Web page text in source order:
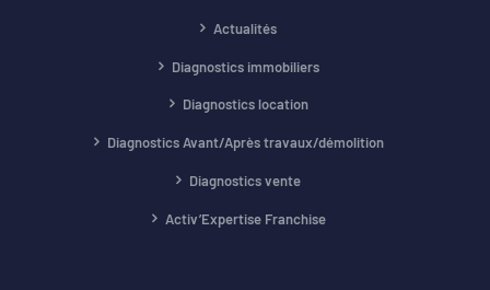
Actualités
Diagnostics immobiliers
Diagnostics location
Diagnostics Avant/Après travaux/démolition
Diagnostics vente
Activ’Expertise Franchise